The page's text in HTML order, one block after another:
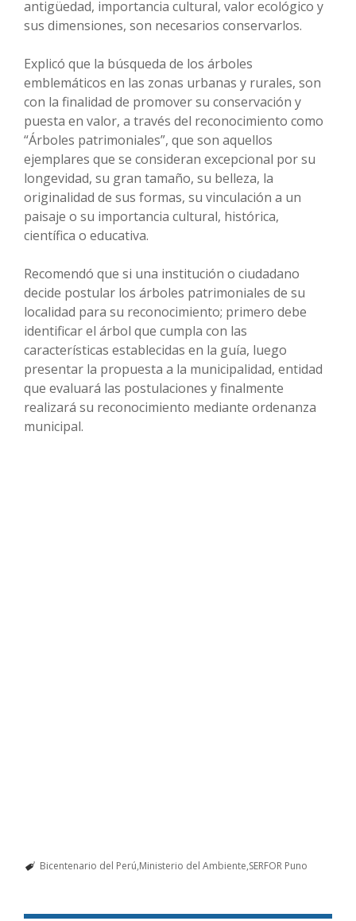
antigüedad, importancia cultural, valor ecológico y
sus dimensiones, son necesarios conservarlos.
Explicó que la búsqueda de los árboles
emblemáticos en las zonas urbanas y rurales, son
con la finalidad de promover su conservación y
puesta en valor, a través del reconocimiento como
“Árboles patrimoniales”, que son aquellos
ejemplares que se consideran excepcional por su
longevidad, su gran tamaño, su belleza, la
originalidad de sus formas, su vinculación a un
paisaje o su importancia cultural, histórica,
científica o educativa.
Recomendó que si una institución o ciudadano
decide postular los árboles patrimoniales de su
localidad para su reconocimiento; primero debe
identificar el árbol que cumpla con las
características establecidas en la guía, luego
presentar la propuesta a la municipalidad, entidad
que evaluará las postulaciones y finalmente
realizará su reconocimiento mediante ordenanza
municipal.
Bicentenario del Perú Ministerio del Ambiente SERFOR Puno